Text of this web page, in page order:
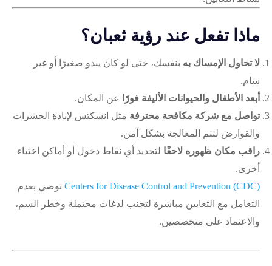
ماذا تفعل عند رؤية ثعبان؟
لا تحاول الإمساك به بنفسك، حتى لو كان يبدو صغيرًا أو غير
سام.
أبعد الأطفال والحيوانات الأليفة فورًا
عن المكان.
تواصل مع شركة مكافحة محترفة مثل انسكتس لإبادة الحشرات
والقوارض لتتم المعالجة بشكل آمن.
راقب مكان ظهوره لاحقًا لتحديد أي نقاط دخول أو أماكن اختباء
أخرى.
Centers for Disease Control and Prevention (CDC) توصي بعدم
التعامل مع الثعابين مباشرة لتجنب لدغات محتملة وخطر السم،
والاعتماد على متخصصين.